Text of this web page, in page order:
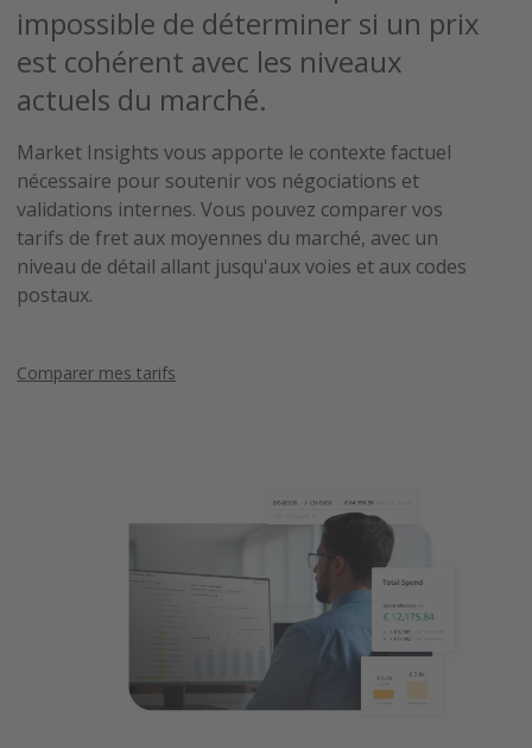
impossible de déterminer si un prix
est cohérent avec les niveaux
actuels du marché.
Market Insights vous apporte le contexte factuel
nécessaire pour soutenir vos négociations et
validations internes. Vous pouvez comparer vos
tarifs de fret aux moyennes du marché, avec un
niveau de détail allant jusqu'aux voies et aux codes
postaux.
Comparer mes tarifs